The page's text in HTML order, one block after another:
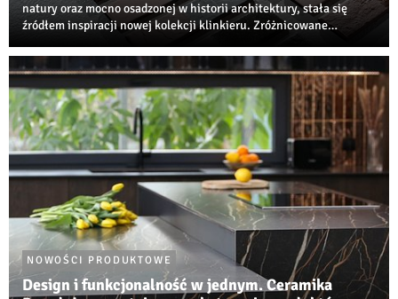
natury oraz mocno osadzonej w historii architektury, stała się
źródłem inspiracji nowej kolekcji klinkieru. Zróżnicowane
we wnętrzach, jak i...
NOWOŚCI PRODUKTOWE
Design i funkcjonalność w jednym. Ceramika